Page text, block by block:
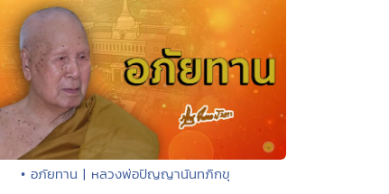
• อภัยทาน | หลวงพ่อปัญญานันทภิกขุ